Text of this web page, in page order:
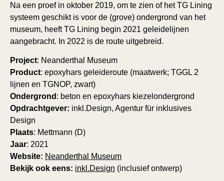
Na een proef in oktober 2019, om te zien of het TG Lining
systeem geschikt is voor de (grove) ondergrond van het
museum, heeft TG Lining begin 2021 geleidelijnen
aangebracht. In 2022 is de route uitgebreid.
Project: Neanderthal Museum
Product: epoxyhars geleideroute (maatwerk; TGGL 2
lijnen en TGNOP, zwart)
Ondergrond : beton en epoxyhars kiezelondergrond
Opdrachtgever: inkl.Design, Agentur für inklusives
Design
Plaats: Mettmann (D)
Jaar: 2021
Website: Neanderthal Museum
Bekijk ook eens: inkl.Design (inclusief ontwerp)